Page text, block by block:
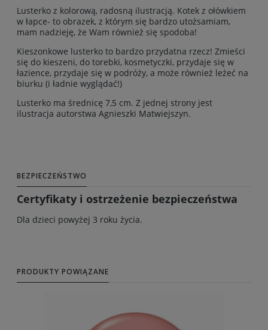
Lusterko z kolorową, radosną ilustracją. Kotek z ołówkiem
w łapce- to obrazek, z którym się bardzo utożsamiam,
mam nadzieję, że Wam również się spodoba!
Kieszonkowe lusterko to bardzo przydatna rzecz! Zmieści
się do kieszeni, do torebki, kosmetyczki, przydaje się w
łazience, przydaje się w podróży, a może również leżeć na
biurku (i ładnie wyglądać!)
Lusterko ma średnicę 7,5 cm. Z jednej strony jest
ilustracja autorstwa Agnieszki Matwiejszyn.
BEZPIECZEŃSTWO
Certyfikaty i ostrzeżenie bezpieczeństwa
Dla dzieci powyżej 3 roku życia.
PRODUKTY POWIĄZANE